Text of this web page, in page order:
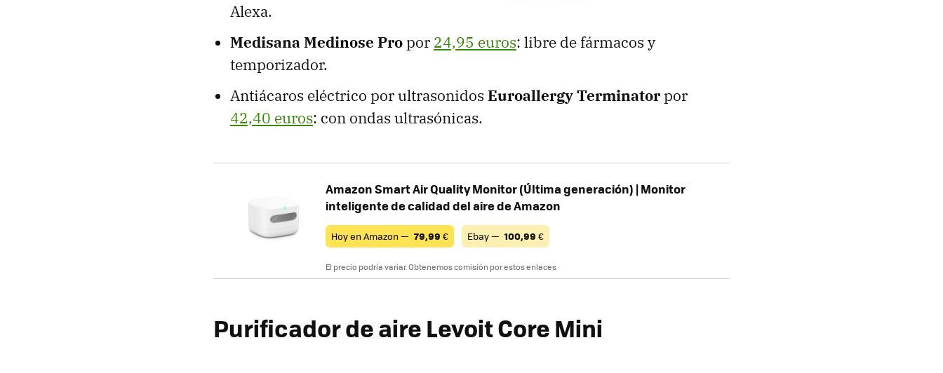
Alexa.
Medisana Medinose Propor 24,95 euros: libre de fármacos y
temporizador.
Antiácaros eléctrico por ultrasonidos Euroallergy Terminatorpor
42,40 euros: con ondas ultrasónicas.
Amazon Smart Air Quality Monitor (Última generación) | Monitor
inteligente de calidad del aire de Amazon
Hoy en Amazon — 79,99 € Ebay — 100,99 €
El precio podría variar. Obtenemos comisión por estos enlaces
Purificador de aire Levoit Core Mini